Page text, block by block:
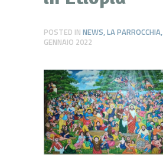
POSTED IN NEWS,LA PARROCCHIA,
GENNAIO 2022